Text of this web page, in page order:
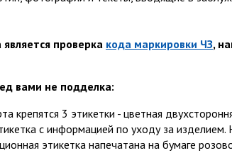
проверка кода маркировки ЧЗ,
вами не подделка:
крепятся 3 этикетки - цветная
с информацией по уходу за изделием.
этикетка напечатана на бумаге